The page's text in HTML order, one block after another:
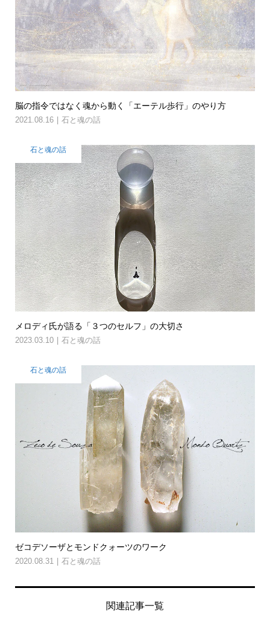
脳の指令ではなく魂から動く「エーテル歩行」のやり方
2021.08.16 石と魂の話
石と魂の話
メロディ氏が語る「３つのセルフ」の大切さ
2023.03.10 石と魂の話
石と魂の話
ゼコデソーザとモンドクォーツのワーク
2020.08.31 石と魂の話
関連記事一覧